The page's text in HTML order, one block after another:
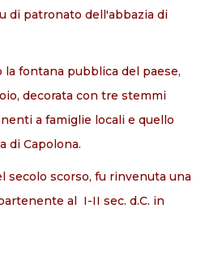
di patronato dell'abbazia di
fontana pubblica del paese,
decorata con tre stemmi
a famiglie locali e quello
di Capolona.
secolo scorso, fu rinvenuta una
al I-II sec. d.C. in